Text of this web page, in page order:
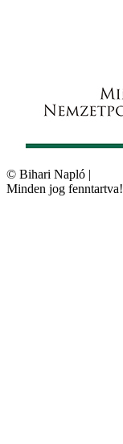
© Bihari Napló |
Minden jog fenntartva!